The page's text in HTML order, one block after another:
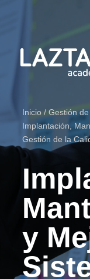
Inicio /Gestión
Implantación,
Gestión de la
y